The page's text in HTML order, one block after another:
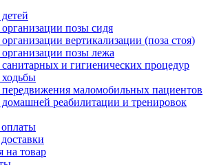
позы сидя
вертикализации (поза стоя)
позы лежа
и гигиенических процедур
маломобильных пациентов
реабилитации и тренировок
на товар